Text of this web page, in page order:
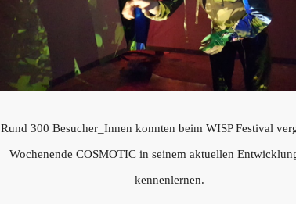
Rund 300 Besucher_Innen konnten beim WISP Festival
Wochenende COSMOTIC in seinem aktuellen
kennenlernen.